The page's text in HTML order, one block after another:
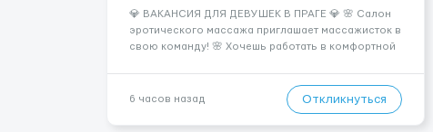
💎 ВАКАНСИЯ ДЛЯ ДЕВУШЕК В ПРАГЕ 💎 🌸 Салон
эротического массажа приглашает массажисток в
свою команду! 🌸 Хочешь работать в комфортной
мы ждём именно тебя! 💆‍♀️✨ 💰 ЧТО МЫ ПРЕДЛАГАЕМ:
6 часов назад Откликнуться